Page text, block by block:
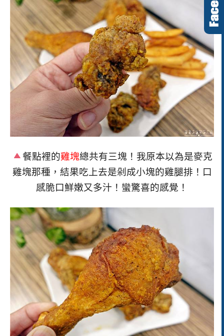
餐點裡的雞塊總共有三塊！我原本以為是麥克
雞塊那種，結果吃上去是剁成小塊的雞腿排！口
感脆口鮮嫩又多汁！蠻驚喜的感覺！